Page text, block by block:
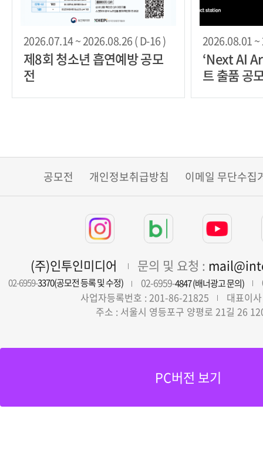
2026.07.14 ~ 2026.08.26 ( D-16 )
제8회 청소년 흡연예방 공모
전
2026.08.01 ~
‘Next AI
트 출품 공
공모전 개인정보취급방침 이메일 무단수집
(주)인투인미디어 문의 및 요청 :
02-6959-3370(공모전 등록 및 수정) 02-6959-4847 (배너광고 문의)
사업자등록번호 : 201-86-21825
대표이
주소 : 서울시 영등포구 양평로 21길 26
PC버전 보기